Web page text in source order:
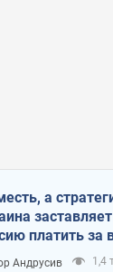
а
заставляет
платить за
Андрусив 1,4